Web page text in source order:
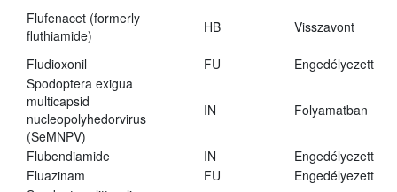
Flufenacet (formerly
fluthiamide)
HB Visszavont
Fludioxonil FU
Engedélyezett
Spodoptera exigua
multicapsid
nucleopolyhedorvirus
(SeMNPV)
IN Folyamatban
Flubendiamide IN
Engedélyezett
Fluazinam
FU
Engedélyezett